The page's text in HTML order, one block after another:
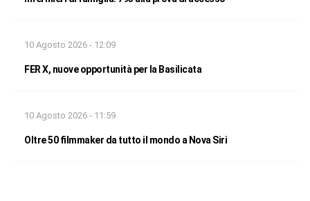
10 Agosto 2026 - 12:09
FER X, nuove opportunità per la Basilicata
10 Agosto 2026 - 11:59
Oltre 50 filmmaker da tutto il mondo a Nova Siri